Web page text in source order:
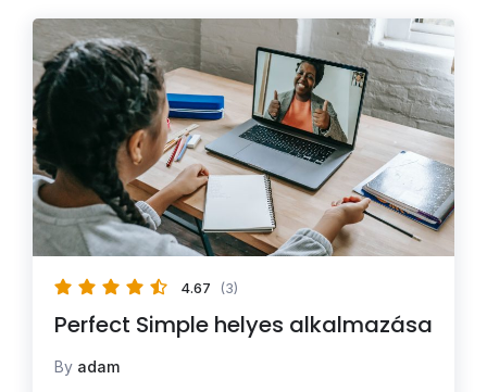
4.67 (3)
Perfect Simple helyes alkalmazása
By adam